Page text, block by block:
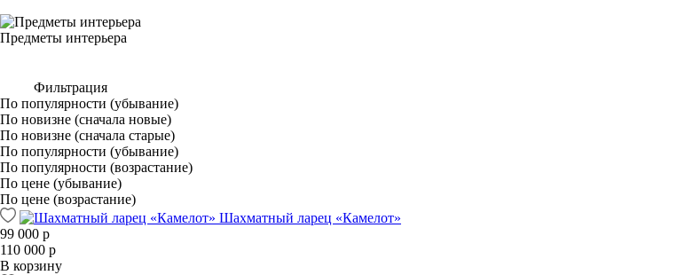
Предметы интерьера
Фильтрация
По популярности (убывание)
По новизне (сначала новые)
По новизне (сначала старые)
По популярности (убывание)
По популярности (возрастание)
По цене (убывание)
По цене (возрастание)
Шахматный ларец «Камелот»
99 000 р
110 000 р
В корзину